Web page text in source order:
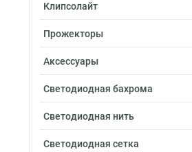
Клипсолайт
Прожекторы
Аксессуары
Светодиодная бахрома
Светодиодная нить
Светодиодная сетка